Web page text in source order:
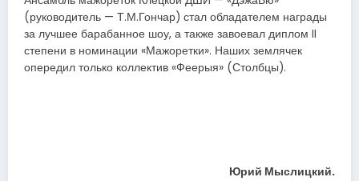
(руководитель — Т.М.Гончар) стал обладателем награды
за лучшее барабанное шоу, а также завоевал диплом II
степени в номинации «Мажоретки». Наших землячек
опередил только коллектив «Феерыя» (Столбцы).
Юрий Мыслицкий.